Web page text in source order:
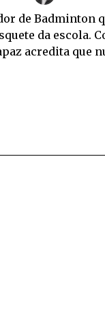
de Badminton
da escola.
acredita que